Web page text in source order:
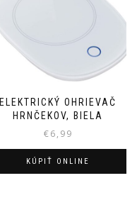
ELEKTRICKÝ OHRIEVAČ
HRNČEKOV, BIELA
€6,99
KÚPIŤ ONLINE